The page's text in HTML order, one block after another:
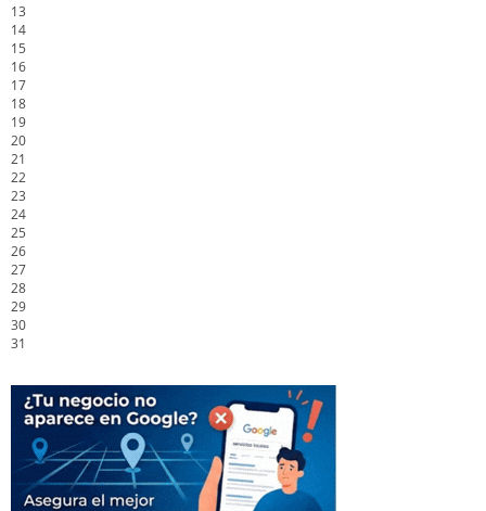
13
14
15
16
17
18
19
20
21
22
23
24
25
26
27
28
29
30
31